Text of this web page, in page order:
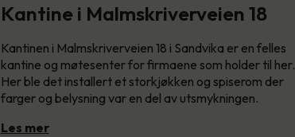
Kantine i Malmskriverveien 18
Kantinen i Malmskriverveien 18 i Sandvika er en felles
kantine og møtesenter for firmaene som holder til her.
Her ble det installert et storkjøkken og spiserom der
farger og belysning var en del av utsmykningen.
Les mer